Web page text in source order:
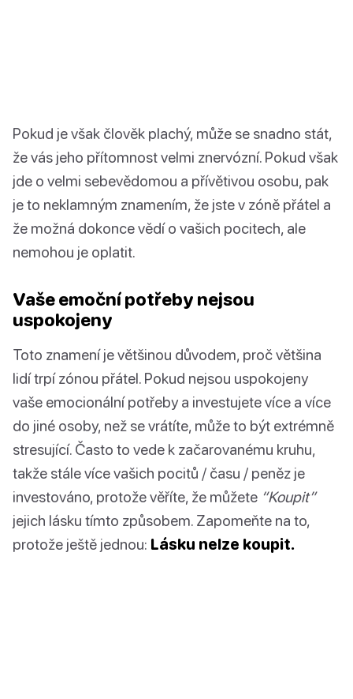
Pokud je však člověk plachý, může se snadno stát,
že vás jeho přítomnost velmi znervózní. Pokud však
jde o velmi sebevědomou a přívětivou osobu, pak
je to neklamným znamením, že jste v zóně přátel a
že možná dokonce vědí o vašich pocitech, ale
nemohou je oplatit.
Vaše emoční potřeby nejsou
uspokojeny
Toto znamení je většinou důvodem, proč většina
lidí trpí zónou přátel. Pokud nejsou uspokojeny
vaše emocionální potřeby a investujete více a více
do jiné osoby, než se vrátíte, může to být extrémně
stresující. Často to vede k začarovanému kruhu,
takže stále více vašich pocitů / času / peněz je
investováno, protože věříte, že můžete “Koupit”
jejich lásku tímto způsobem. Zapomeňte na to,
protože ještě jednou: Lásku nelze koupit.